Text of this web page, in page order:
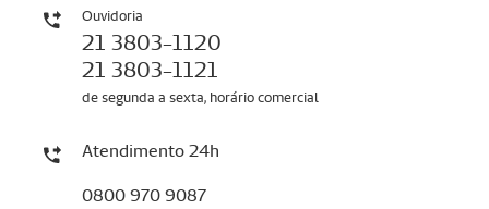
Ouvidoria
21 3803-1120
21 3803-1121
de segunda a sexta, horário comercial
Atendimento 24h
0800 970 9087